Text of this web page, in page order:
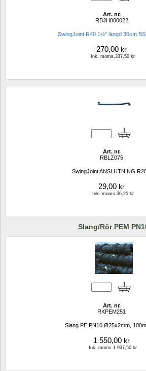
Art. nr.
RBJH000022
SwingJoint R40 1½" längd 30cm
270,00 kr
Ink. moms.337,50 kr
Art. nr.
RBLZ075
SwingJoint ANSLUTNING
29,00 kr
Ink. moms.36,25 kr
Slang/Rör PEM
Art. nr.
RKPEM251
Slang PE PN10 Ø25x2mm,
1 550,00 kr
Ink. moms.1 937,50 kr